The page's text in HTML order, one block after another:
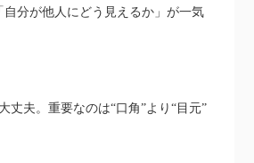
自分が他人にどう見えるか」が一気
丈夫。重要なのは“口角”より“目元”